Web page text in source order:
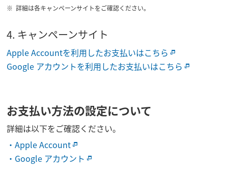
詳細は各キャンペーンサイトをご確認ください。
4. キャンペーンサイト
Apple Accountを利用したお支払いはこちら
Google アカウントを利用したお支払いはこちら
お支払い方法の設定について
詳細は以下をご確認ください。
・Apple Account
・Google アカウント